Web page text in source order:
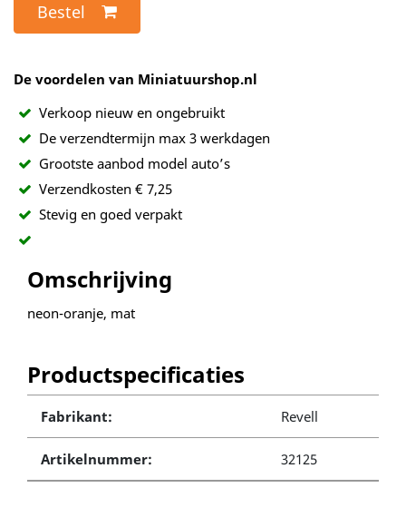
Bestel
De voordelen van Miniatuurshop.nl
Verkoop nieuw en ongebruikt
De verzendtermijn max 3 werkdagen
Grootste aanbod model auto’s
Verzendkosten € 7,25
Stevig en goed verpakt
Omschrijving
neon-oranje, mat
Productspecificaties
Fabrikant: Revell
Artikelnummer: 32125